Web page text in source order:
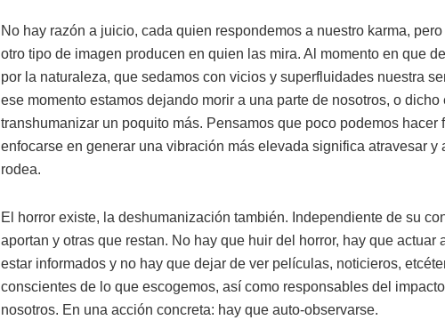
No hay razón a juicio, cada quien respondemos a nuestro karma,
otro tipo de imagen producen en quien las mira. Al momento en que
por la naturaleza, que sedamos con vicios y superfluidades nuestra
ese momento estamos dejando morir a una parte de nosotros, o
transhumanizar un poquito más. Pensamos que poco podemos
enfocarse en generar una vibración más elevada significa atravesar
rodea.
El horror existe, la deshumanización también. Independiente de su
aportan y otras que restan. No hay que huir del horror, hay que
estar informados y no hay que dejar de ver películas, noticieros,
conscientes de lo que escogemos, así como responsables del
nosotros. En una acción concreta: hay que auto-observarse.